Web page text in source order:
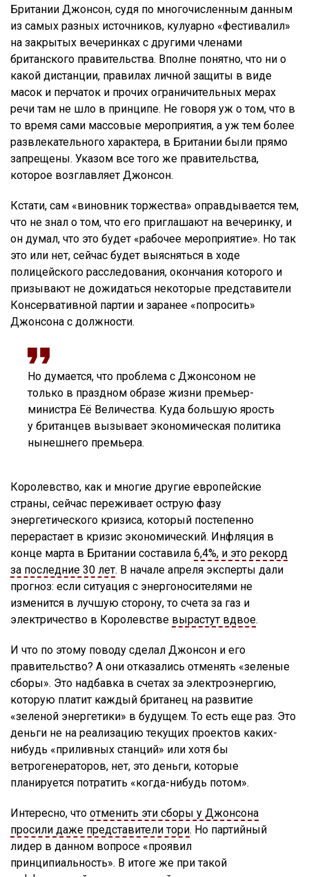
Британии Джонсон, судя по многочисленным данным
из самых разных источников, кулуарно «фестивалил»
на закрытых вечеринках с другими членами
британского правительства. Вполне понятно, что ни о
какой дистанции, правилах личной защиты в виде
масок и перчаток и прочих ограничительных мерах
речи там не шло в принципе. Не говоря уж о том, что в
то время сами массовые мероприятия, а уж тем более
развлекательного характера, в Британии были прямо
запрещены. Указом все того же правительства,
которое возглавляет Джонсон.
Кстати, сам «виновник торжества» оправдывается тем,
что не знал о том, что его приглашают на вечеринку, и
он думал, что это будет «рабочее мероприятие». Но так
это или нет, сейчас будет выясняться в ходе
полицейского расследования, окончания которого и
призывают не дожидаться некоторые представители
Консервативной партии и заранее «попросить»
Джонсона с должности.
Но думается, что проблема с Джонсоном не
только в праздном образе жизни премьер-
министра Её Величества. Куда большую ярость
у британцев вызывает экономическая политика
нынешнего премьера.
Королевство, как и многие другие европейские
страны, сейчас переживает острую фазу
энергетического кризиса, который постепенно
перерастает в кризис экономический. Инфляция в
конце марта в Британии составила 6,4%, и это рекорд
за последние 30 лет. В начале апреля эксперты дали
прогноз: если ситуация с энергоносителями не
изменится в лучшую сторону, то счета за газ и
электричество в Королевстве вырастут вдвое.
И что по этому поводу сделал Джонсон и его
правительство? А они отказались отменять «зеленые
сборы». Это надбавка в счетах за электроэнергию,
которую платит каждый британец на развитие
«зеленой энергетики» в будущем. То есть еще раз. Это
деньги не на реализацию текущих проектов каких-
нибудь «приливных станций» или хотя бы
ветрогенераторов, нет, это деньги, которые
планируется потратить «когда-нибудь потом».
Интересно, что отменить эти сборы у Джонсона
просили даже представители тори. Но партийный
лидер в данном вопросе «проявил
принципиальность». В итоге же при такой